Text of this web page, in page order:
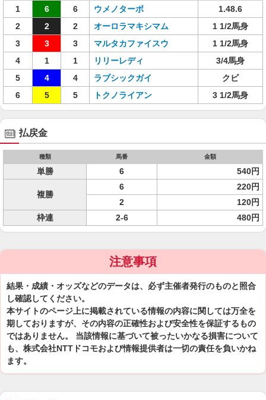
1 6 6 ウメノターボ
1.48.6
2
2 2 オーロラマキシマム
1 1/2馬身
3
3 3 マルタカファイスウ
1 1/2馬身
4
1 1 リリーレディ
3/4馬身
5
4 4 ラブシックガイ
クビ
6
5 5 トクノライアン 3 1/2馬身
払戻金
種類 馬番 金額
単勝 6 540円
複勝
6
220円
2
120円
枠連
2-6 480円
注意事項
結果・成績・オッズなどのデータは、必ず主催者発行のものと照合
し確認してください。
本サイトのページ上に掲載されている情報の内容に関しては万全を
期しておりますが、その内容の正確性および安全性を保証するもの
ではありません。 当該情報に基づいて被ったいかなる損害について
も、株式会社NTTドコモおよび情報提供者は一切の責任を負いかね
ます。